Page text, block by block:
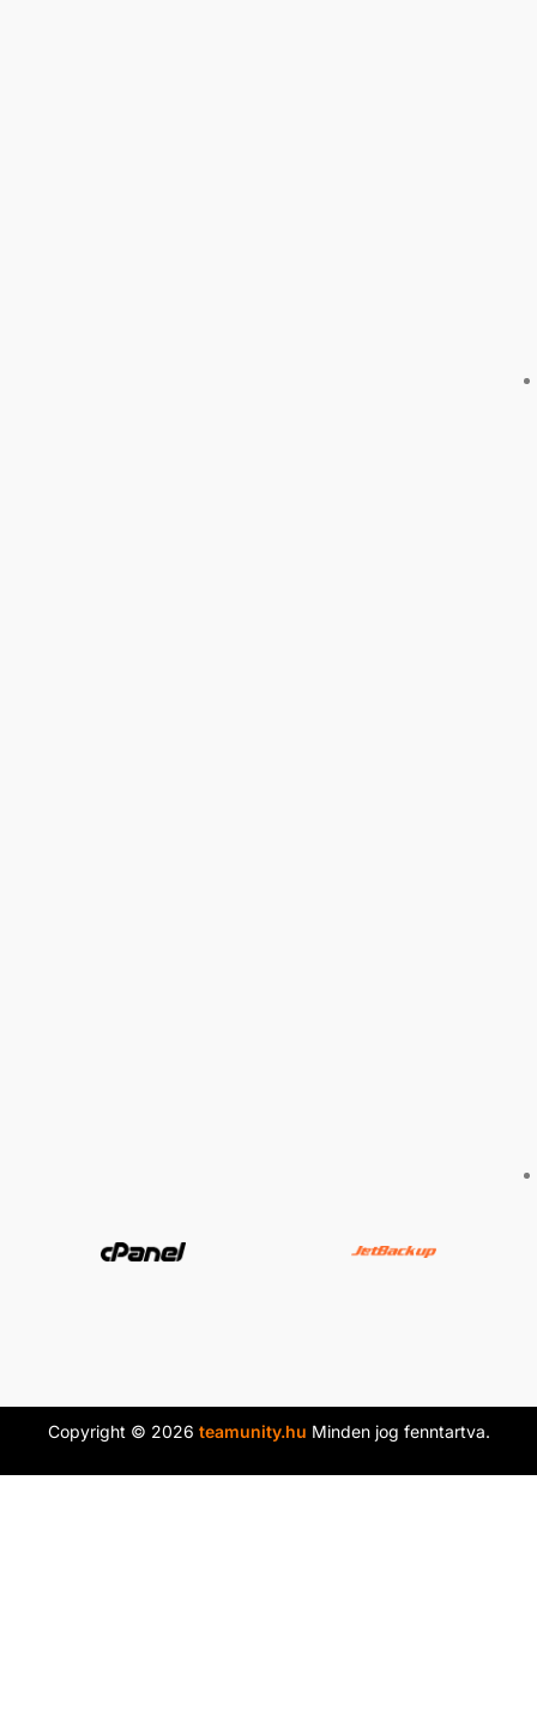
Copyright © 2026 teamunity.hu Minden jog fenntartva.